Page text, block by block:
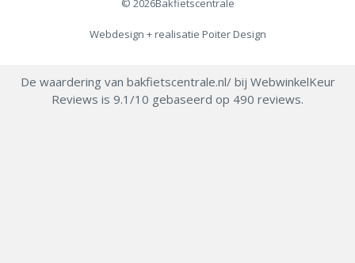
Webdesign + realisatie Poiter Design
De waardering van bakfietscentrale.nl/ bij WebwinkelKeur
Reviews is 9.1/10 gebaseerd op 490 reviews.